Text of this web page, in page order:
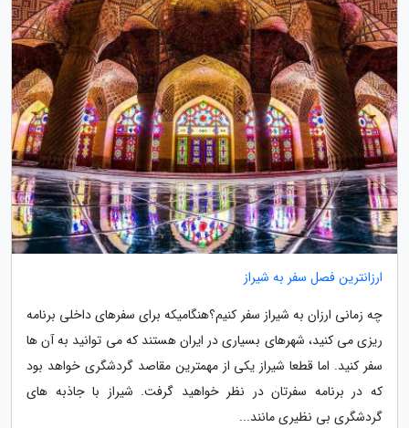
ارزانترین فصل سفر به شیراز
چه زمانی ارزان به شیراز سفر کنیم؟هنگامیکه برای سفرهای داخلی برنامه
ریزی می کنید، شهرهای بسیاری در ایران هستند که می توانید به آن ها
سفر کنید. اما قطعا شیراز یکی از مهمترین مقاصد گردشگری خواهد بود
که در برنامه سفرتان در نظر خواهید گرفت. شیراز با جاذبه های
گردشگری بی نظیری مانند...